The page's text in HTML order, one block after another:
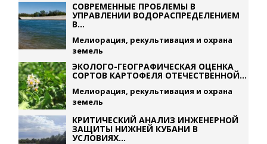
СОВРЕМЕННЫЕ ПРОБЛЕМЫ В
УПРАВЛЕНИИ ВОДОРАСПРЕДЕЛЕНИЕМ
В...
Мелиорация, рекультивация и охрана
земель
ЭКОЛОГО-ГЕОГРАФИЧЕСКАЯ ОЦЕНКА
СОРТОВ КАРТОФЕЛЯ ОТЕЧЕСТВЕННОЙ...
Мелиорация, рекультивация и охрана
земель
КРИТИЧЕСКИЙ АНАЛИЗ ИНЖЕНЕРНОЙ
ЗАЩИТЫ НИЖНЕЙ КУБАНИ В
УСЛОВИЯХ...